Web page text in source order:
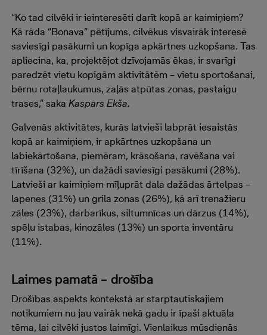
“Ko tad cilvēki ir ieinteresēti darīt kopā ar kaimiņiem?
Kā rāda “Bonava” pētījums, cilvēkus visvairāk interesē
saviesīgi pasākumi un kopīga apkārtnes uzkopšana. Tas
apliecina, ka, projektējot dzīvojamās ēkas, ir svarīgi
paredzēt vietu kopīgām aktivitātēm – vietu sportošanai,
bērnu rotaļlaukumus, zaļās atpūtas zonas, pastaigu
trases,” saka Kaspars Ekša.
Galvenās aktivitātes, kurās latvieši labprāt iesaistās
kopā ar kaimiņiem, ir apkārtnes uzkopšana un
labiekārtošana, piemēram, krāsošana, ravēšana vai
tīrīšana (32%), un dažādi saviesīgi pasākumi (28%).
Latvieši ar kaimiņiem mīļuprāt dala dažādas ārtelpas –
lapenes (31%) un grila zonas (26%), kā arī trenažieru
zāles (23%), darbarīkus, siltumnīcas un dārzus (14%),
spēļu istabas, kinozāles (13%) un sporta inventāru
(11%).
Laimes pamatā – drošība
Drošības aspekts kontekstā ar starptautiskajiem
notikumiem nu jau vairāk nekā gadu ir īpaši aktuāla
tēma, lai cilvēki justos laimīgi. Vienlaikus mūsdienās